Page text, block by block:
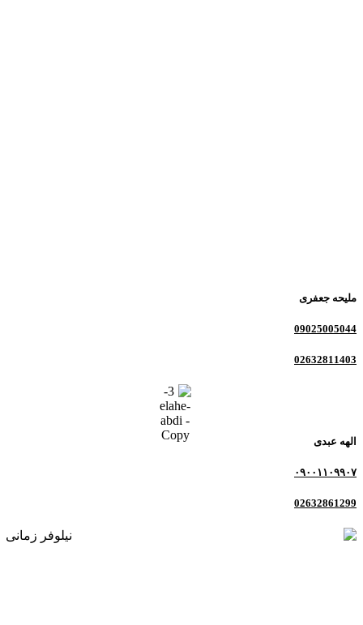
ملیحه جعفری
09025005044
02632811403
الهه عبدی
۰۹۰۰۱۱۰۹۹۰۷
02632861299